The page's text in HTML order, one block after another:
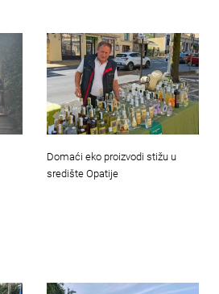
Domaći eko proizvodi stižu u
središte Opatije